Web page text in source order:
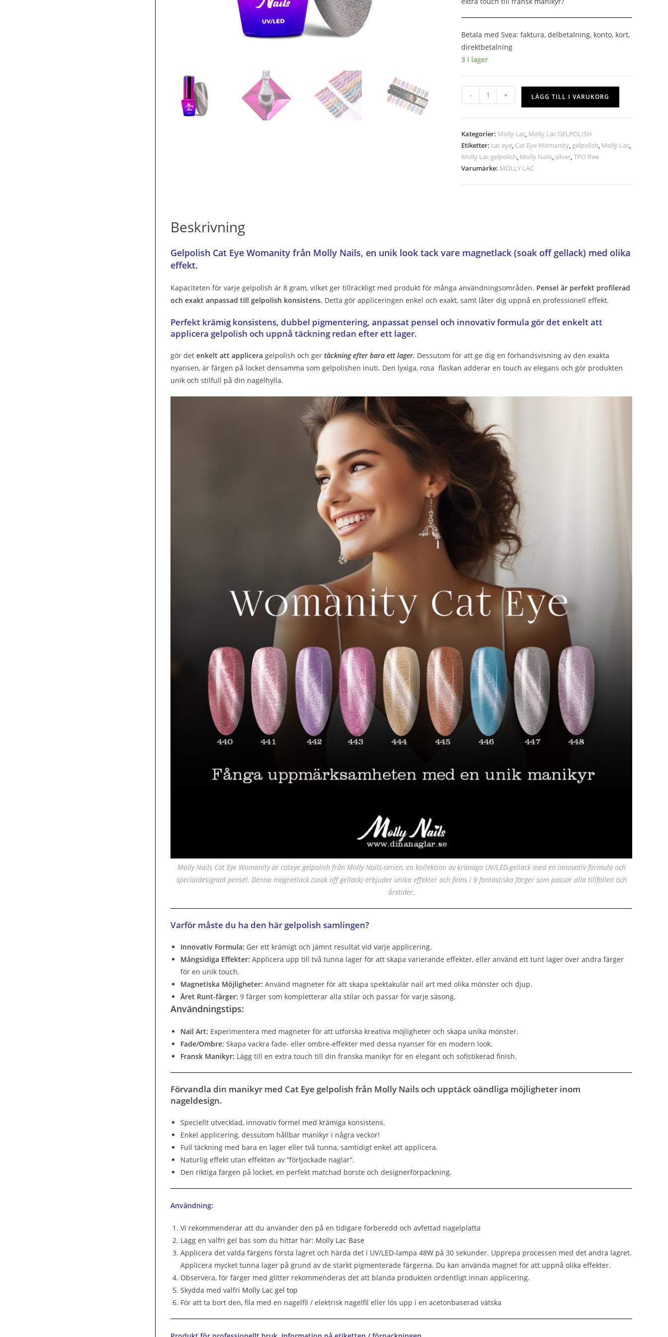
Betala med Svea: faktura, delbetalning, konto, kort,
direktbetalning
3 i lager
- + LÄGG TILL I VARUKORG
Kategorier: Molly Lac, Molly Lac GELPOLISH
Etiketter: cat eye, Cat Eye Womanity, gelpolish, Molly Lac,
Molly Lac gelpolish, Molly Nails, silver,TPO free
Varumärke: MOLLY LAC
Beskrivning
Gelpolish Cat Eye Womanity från Molly Nails, en unik look tack vare magnetlack (soak off gellack) med olika
effekt.
Kapaciteten för varje gelpolish är 8 gram, vilket ger tillräckligt med produkt för många användningsområden. Pensel är perfekt profilerad
och exakt anpassad till gelpolish konsistens. Detta gör appliceringen enkel och exakt, samt låter dig uppnå en professionell effekt.
Perfekt krämig konsistens, dubbel pigmentering, anpassat pensel och innovativ formula gör det enkelt att
applicera gelpolish och uppnå täckning redan efter ett lager.
gör det enkelt att applicera gelpolish och ger täckning efter bara ett lager. Dessutom för att ge dig en förhandsvisning av den exakta
nyansen, är färgen på locket densamma som gelpolishen inuti. Den lyxiga, rosa flaskan adderar en touch av elegans och gör produkten
unik och stilfull på din nagelhylla.
Molly Nails Cat Eye Womanity är cateye gelpolish från Molly Nails-serien, en kollektion av krämiga UV/LED-gellack med en innovativ formula och
specialdesignad pensel. Denna magnetlack (soak off gellack) erbjuder unika effekter och finns i 9 fantastiska färger som passar alla tillfällen och
årstider.
Varför måste du ha den här gelpolish samlingen?
Innovativ Formula: Ger ett krämigt och jämnt resultat vid varje applicering.
Mångsidiga Effekter: Applicera upp till två tunna lager för att skapa varierande effekter, eller använd ett tunt lager över andra färger
för en unik touch.
Magnetiska Möjligheter: Använd magneter för att skapa spektakulär nail art med olika mönster och djup.
Året Runt-färger: 9 färger som kompletterar alla stilar och passar för varje säsong.
Användningstips:
Nail Art: Experimentera med magneter för att utforska kreativa möjligheter och skapa unika mönster.
Fade/Ombre: Skapa vackra fade- eller ombre-effekter med dessa nyanser för en modern look.
Fransk Manikyr: Lägg till en extra touch till din franska manikyr för en elegant och sofistikerad finish.
Förvandla din manikyr med Cat Eye gelpolish från Molly Nails och upptäck oändliga möjligheter inom
nageldesign.
Speciellt utvecklad, innovativ formel med krämiga konsistens.
Enkel applicering, dessutom hållbar manikyr i några veckor!
Full täckning med bara en lager eller två tunna, samtidigt enkel att applicera.
Naturlig effekt utan effekten av ”förtjockade naglar”.
Den riktiga färgen på locket, en perfekt matchad borste och designerförpackning.
Användning:
Vi rekommenderar att du använder den på en tidigare förberedd och avfettad nagelplatta
Lägg en valfri gel bas som du hittar här: Molly Lac Base
Applicera det valda färgens första lagret och härda det i UV/LED-lampa 48W på 30 sekunder. Upprepa processen med det andra lagret.
Applicera mycket tunna lager på grund av de starkt pigmenterade färgerna. Du kan använda magnet för att uppnå olika effekter.
Observera, för färger med glitter rekommenderas det att blanda produkten ordentligt innan applicering.
Skydda med valfri Molly Lac gel top
För att ta bort den, fila med en nagelfil / elektrisk nagelfil eller lös upp i en acetonbaserad vätska